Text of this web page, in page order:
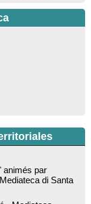
di Santa
Mediateca